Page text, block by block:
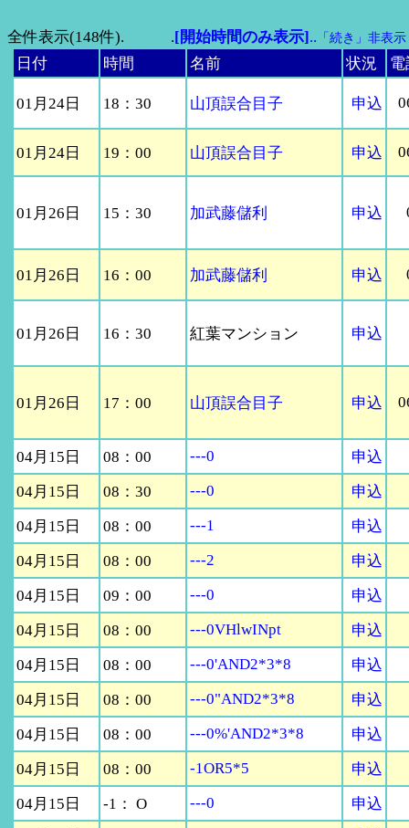
全件表示(148件). .[開始時間のみ表示].. 「続き」非表示
日付 時間 名前 状況 電
01月24日 18：30 山頂誤合目子 申込
01月24日 19：00 山頂誤合目子 申込
01月26日 15：30 加武藤儲利 申込
01月26日 16：00 加武藤儲利 申込
01月26日 16：30 紅葉マンション 申込
01月26日 17：00 山頂誤合目子 申込
04月15日 08：00 ---0
申込
04月15日
08：30 ---0
申込
04月15日
08：00 ---1
申込
04月15日
08：00 ---2
申込
04月15日
09：00 ---0
申込
04月15日
08：00 ---0VHlwINpt
申込
04月15日
08：00 ---0'AND2*3*8
申込
04月15日
08：00 ---0"AND2*3*8
申込
04月15日
08：00 ---0%'AND2*3*8
申込
04月15日
08：00 -1OR5*5
申込
04月15日
-1： O ---0
申込